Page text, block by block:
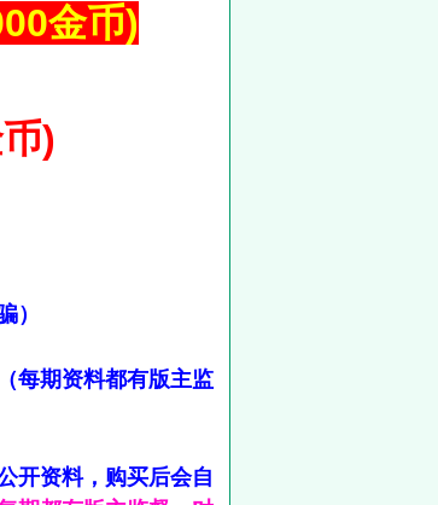
金币)
)
）
每期资料都有版主监
开资料，购买后会自